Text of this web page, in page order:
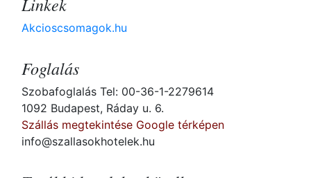
Akcioscsomagok.hu
Foglalás
Szobafoglalás Tel: 00-36-1-2279614
1092 Budapest, Ráday u. 6.
Szállás megtekintése Google térképen
info@szallasokhotelek.hu